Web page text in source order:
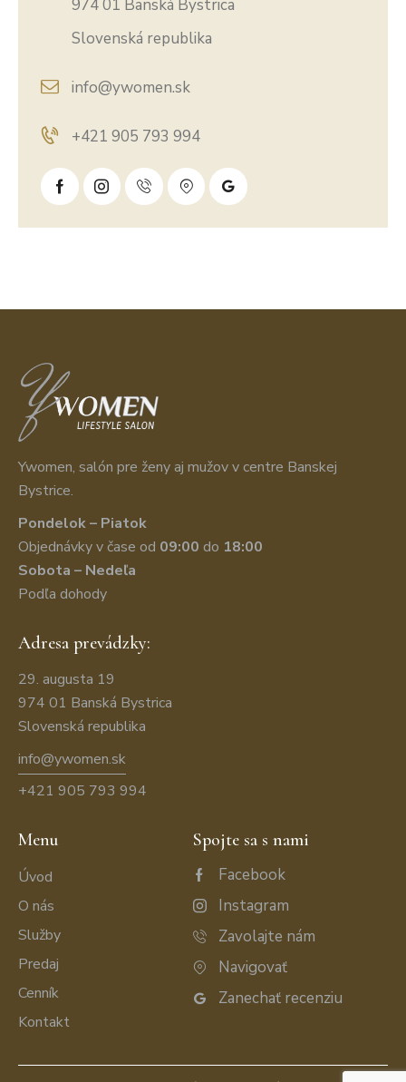
974 01 Banská Bystrica
Slovenská republika
info@ywomen.sk
+421 905 793 994
Ywomen, salón pre ženy aj mužov v centre Banskej
Bystrice.
Pondelok – Piatok
Objednávky v čase od 09:00 do 18:00
Sobota – Nedeľa
Podľa dohody
Adresa prevádzky:
29. augusta 19
974 01 Banská Bystrica
Slovenská republika
info@ywomen.sk
+421 905 793 994
Menu
Úvod
O nás
Služby
Predaj
Cenník
Kontakt
Spojte sa s nami
Facebook
Instagram
Zavolajte nám
Navigovať
Zanechať recenziu